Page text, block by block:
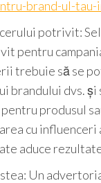
brand-ul-
potrivit:
pentru
trebuie să se
brandului dvs. și
produsul
cu influenceri
aduce
Un